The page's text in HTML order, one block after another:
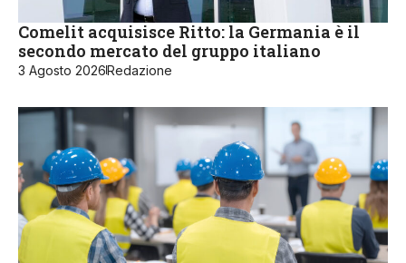
Comelit acquisisce Ritto: la Germania è il
secondo mercato del gruppo italiano
3 Agosto 2026Redazione